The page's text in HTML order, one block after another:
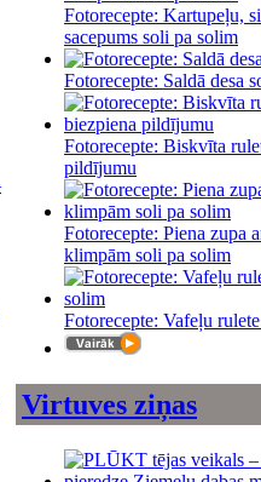
Fotorecepte: Kartupeļu,
sacepums soli pa solim
Fotorecepte: Saldā desa
Fotorecepte: Biskvīta
pildījumu
Fotorecepte: Piena zupa
klimpām soli pa solim
Fotorecepte: Vafeļu
Virtuves ziņas